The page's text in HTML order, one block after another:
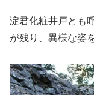
淀君化粧井戸とも
が残り、異様な姿